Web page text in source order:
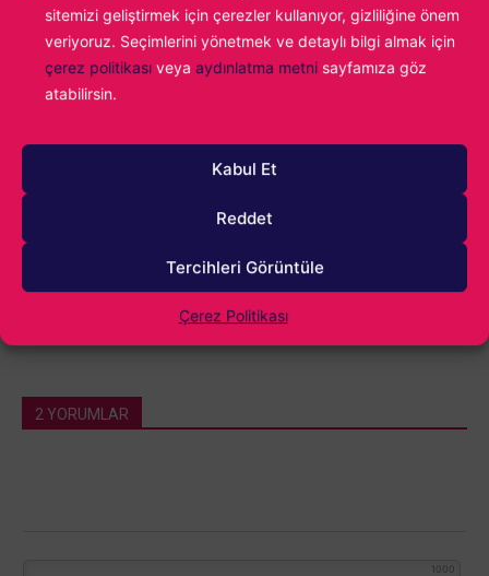
sitemizi geliştirmek için çerezler kullanıyor, gizliliğine önem
veriyoruz. Seçimlerini yönetmek ve detaylı bilgi almak için
çerez politikası veya aydınlatma metni sayfamıza göz
atabilirsin.
Kabul Et
Reddet
Tercihleri Görüntüle
Çerez Politikası
Alparslan Gürlek
Oyunların yeni yeni yaygınlaştığı dönemlerde
yolculuk, kendi oyunumu yapmaya kadar
ilerledi. Hala oyun sektöründeyim ve hala o ilk
tutkusunu taşıyorum.
2 YORUMLAR
1000